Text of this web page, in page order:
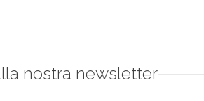
nostra newsletter